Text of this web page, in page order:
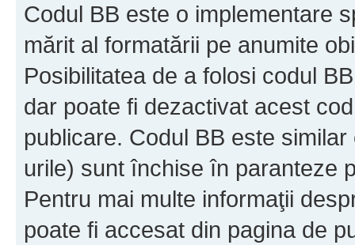
Codul BB este o implementare
mărit al formatării pe anumite
Posibilitatea de a folosi codul
dar poate fi dezactivat acest
publicare. Codul BB este
urile) sunt închise în paranteze
Pentru mai multe informaţii
poate fi accesat din pagina de